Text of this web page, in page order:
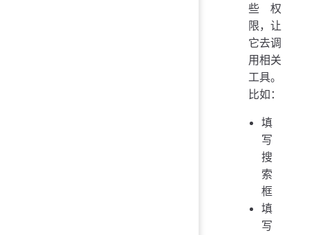
些权
限，让
它去调
用相关
工具。
比如：
填
写
搜
索
框
填
写